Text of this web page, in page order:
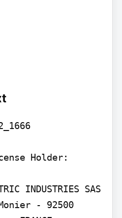
Holder:
INDUSTRIES SAS
- 92500